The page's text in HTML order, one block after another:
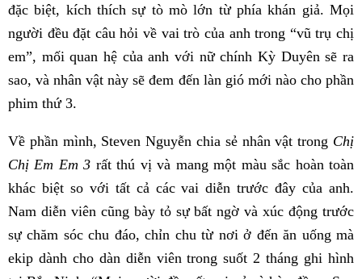
đặc biệt, kích thích sự tò mò lớn từ phía khán giả. Mọi
người đều đặt câu hỏi về vai trò của anh trong “vũ trụ chị
em”, mối quan hệ của anh với nữ chính Kỳ Duyên sẽ ra
sao, và nhân vật này sẽ đem đến làn gió mới nào cho phần
phim thứ 3.
Về phần mình, Steven Nguyễn chia sẻ nhân vật trong Chị
Chị Em Em 3 rất thú vị và mang một màu sắc hoàn toàn
khác biệt so với tất cả các vai diễn trước đây của anh.
Nam diễn viên cũng bày tỏ sự bất ngờ và xúc động trước
sự chăm sóc chu đáo, chỉn chu từ nơi ở đến ăn uống mà
ekip dành cho dàn diễn viên trong suốt 2 tháng ghi hình